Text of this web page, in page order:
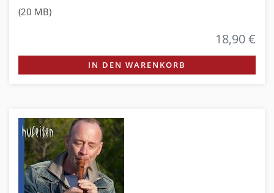
(20 MB)
18,90 €
IN DEN WARENKORB